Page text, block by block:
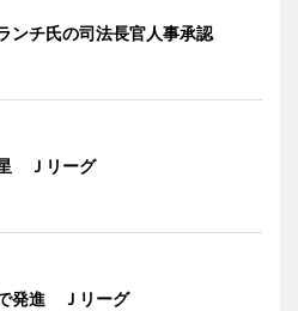
ンチ氏の司法長官人事承認
Ｊリーグ
発進 Ｊリーグ